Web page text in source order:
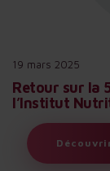
19 mars 2025
Retour sur la
l’Institut